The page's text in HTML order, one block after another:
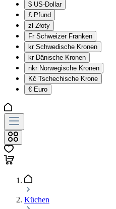
$ US-Dollar
£ Pfund
zł Złoty
Fr Schweizer Franken
kr Schwedische Kronen
kr Dänische Kronen
nkr Norwegische Kronen
Kč Tschechische Krone
€ Euro
Küchen